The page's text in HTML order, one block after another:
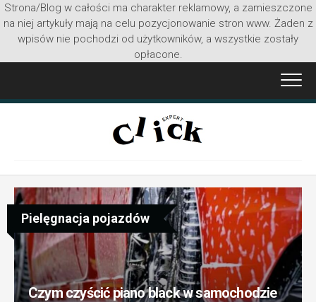
Strona/Blog w całości ma charakter reklamowy, a zamieszczone
na niej artykuły mają na celu pozycjonowanie stron www. Żaden z
wpisów nie pochodzi od użytkowników, a wszystkie zostały
opłacone.
treści
Czym czyścić piano black w samochodzie
Pielęgnacja pojazdów